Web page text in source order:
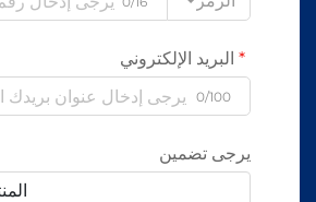
البريد الإلكتروني
0/100
يرجى تضمين